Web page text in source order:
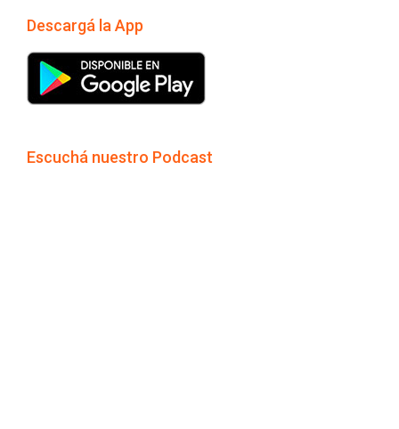
Descargá la App
Escuchá nuestro Podcast